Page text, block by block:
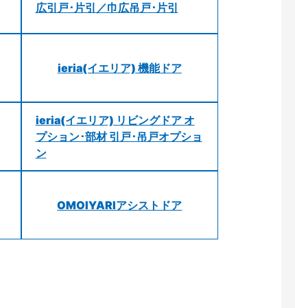
広引戸･片引／巾広吊戸･片引
ieria(イエリア) 機能ドア
ieria(イエリア) リビングドア オ
プション･部材 引戸･吊戸オプショ
ン
OMOIYARIアシストドア